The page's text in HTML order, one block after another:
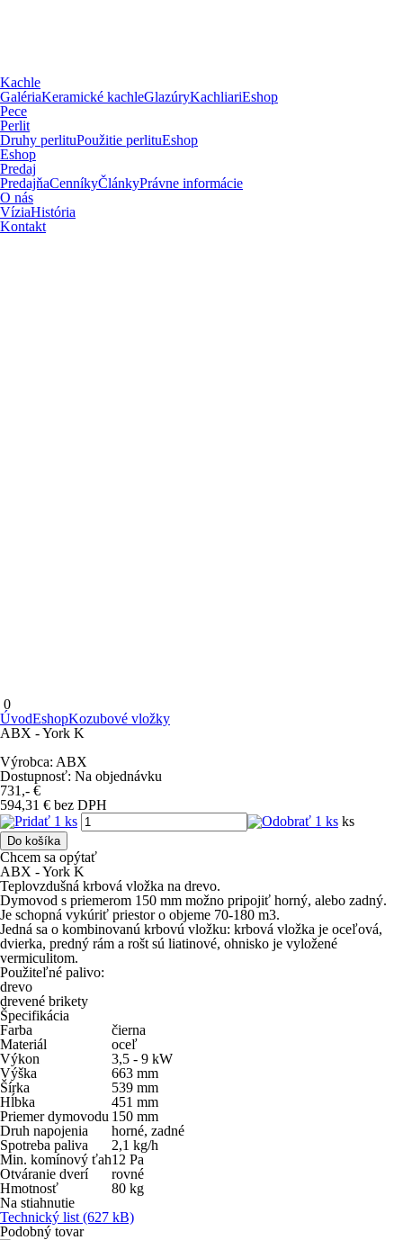
Kachle
GalériaKeramické kachleGlazúryKachliariEshop
Pece
Perlit
Druhy perlituPoužitie perlituEshop
Eshop
Predaj
PredajňaCenníkyČlánkyPrávne informácie
O nás
VíziaHistória
Kontakt
0
ÚvodEshopKozubové vložky
ABX - York K
Výrobca: ABX
Dostupnosť: Na objednávku
731,- €
594,31 € bez DPH
ks
Do košíka
Chcem sa opýtať
ABX - York K
Teplovzdušná krbová vložka na drevo.
Dymovod s priemerom 150 mm možno pripojiť horný, alebo zadný.
Je schopná vykúriť priestor o objeme 70-180 m3.
Jedná sa o kombinovanú krbovú vložku: krbová vložka je oceľová,
dvierka, predný rám a rošt sú liatinové, ohnisko je vyložené
vermiculitom.
Použiteľné palivo:
drevo
drevené brikety
Špecifikácia
Farba
čierna
Materiál
oceľ
Výkon
3,5 - 9 kW
Výška
663 mm
Šírka
539 mm
Hĺbka
451 mm
Priemer dymovodu 150 mm
Druh napojenia
horné, zadné
Spotreba paliva
2,1 kg/h
Min. komínový ťah12 Pa
Otváranie dverí
rovné
Hmotnosť
80 kg
Na stiahnutie
Technický list (627 kB)
Podobný tovar